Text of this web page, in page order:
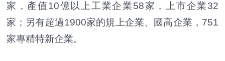
家，產值10億以上工業企業58家，上市企業32
家；另有超過1900家的規上企業、國高企業，751
家專精特新企業。